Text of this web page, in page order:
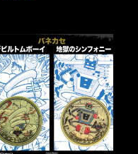
典 】KIN(金)肉メダル(非売
付